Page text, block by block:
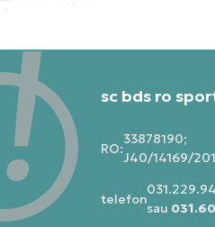
sc bds ro
RO:
33878190;
J40/14169/
telefon:
sau